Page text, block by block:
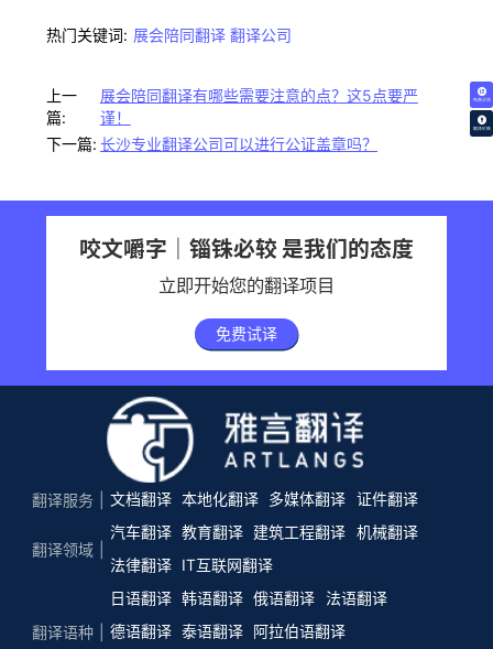
免费试译
翻译价格
热门关键词: 展会陪同翻译 翻译公司
上一
篇:
展会陪同翻译有哪些需要注意的点？这5点要严
谨！
下一篇: 长沙专业翻译公司可以进行公证盖章吗？
咬文嚼字｜锱铢必较 是我们的态度
立即开始您的翻译项目
免费试译
翻译服务 文档翻译 本地化翻译 多媒体翻译 证件翻译
翻译领域
汽车翻译 教育翻译 建筑工程翻译 机械翻译
法律翻译
IT互联网翻译
翻译语种
日语翻译 韩语翻译 俄语翻译
法语翻译
德语翻译 泰语翻译 阿拉伯语翻译